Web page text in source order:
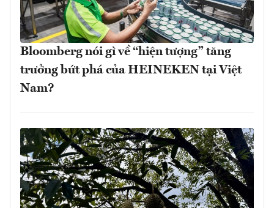
Bloomberg nói gì về “hiện tượng” tăng
trưởng bứt phá của HEINEKEN tại Việt
Nam?